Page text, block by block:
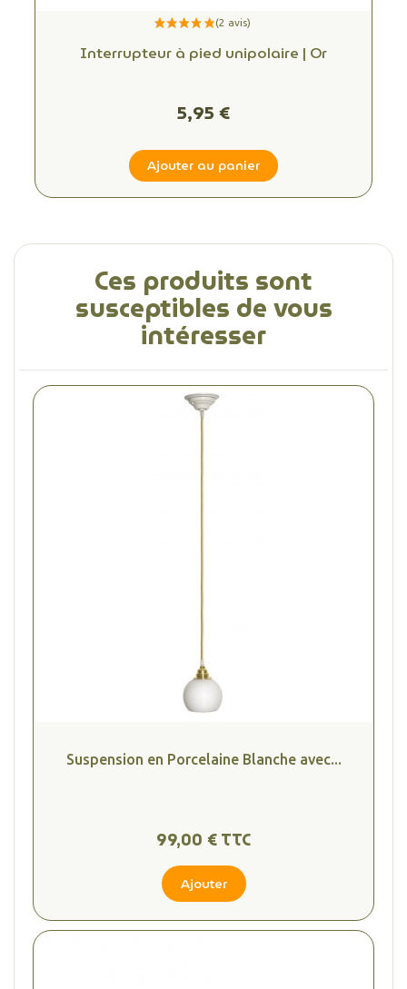
Interrupteur à pied unipolaire | Or
5,95 €
Ajouter au panier
Ces produits sont
susceptibles de vous
intéresser
Suspension en Porcelaine Blanche avec...
99,00 € TTC
Ajouter